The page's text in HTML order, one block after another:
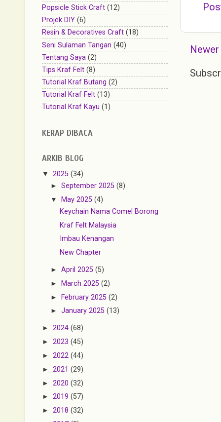
Popsicle Stick Craft (12)
Projek DIY (6)
Resin & Decoratives Craft (18)
Seni Sulaman Tangan (40)
Tentang Saya (2)
Tips Kraf Felt (8)
Tutorial Kraf Butang (2)
Tutorial Kraf Felt (13)
Tutorial Kraf Kayu (1)
KERAP DIBACA
ARKIB BLOG
▼ 2025 (34)
►September 2025(8)
▼ May 2025(4)
Keychain Nama Comel Borong
Kraf Felt Malaysia
Imbau Kenangan
New Chapter
►April 2025(5)
► March 2025(2)
► February 2025(2)
►January 2025(13)
► 2024 (68)
► 2023 (45)
► 2022 (44)
► 2021 (29)
► 2020 (32)
► 2019 (57)
► 2018 (32)